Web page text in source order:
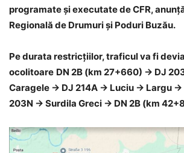
programate și executate de CFR,
Regională de Drumuri și Poduri Buzău.
Pe durata restricțiilor, traficul va fi
ocolitoare DN 2B (km 27+660) → DJ
Caragele → DJ 214A → Luciu → Largu →
203N → Surdila Greci → DN 2B (km